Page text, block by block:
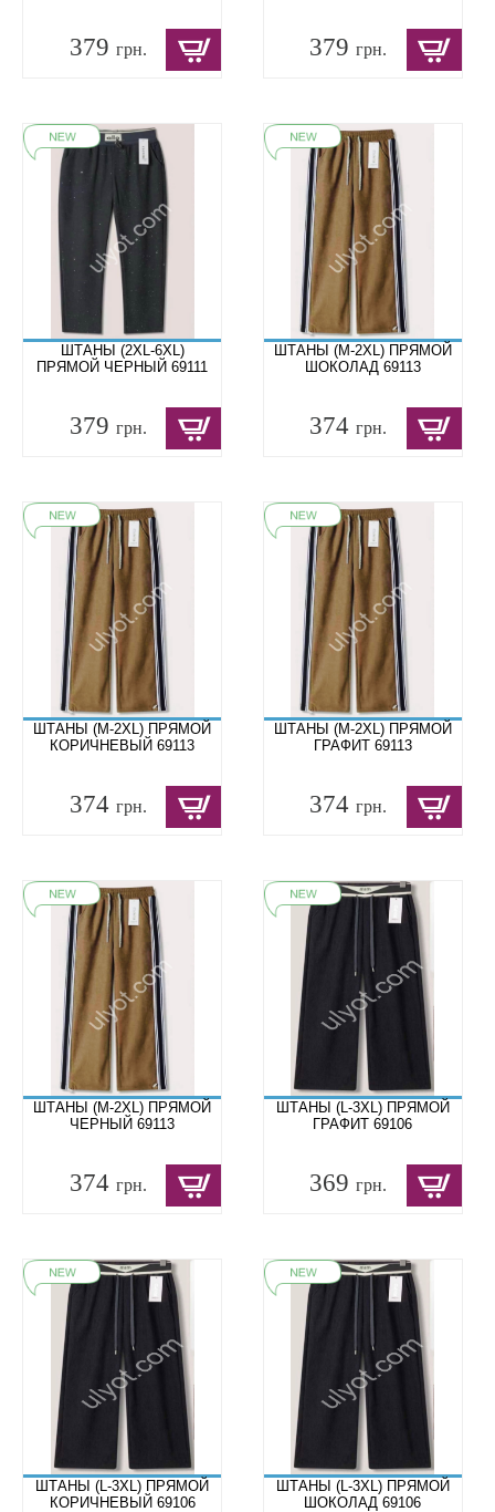
379 грн. 379грн.
ШТАНЫ (2XL-6XL)
ПРЯМОЙ ЧЕРНЫЙ 69111
379 грн.
ШТАНЫ (M-2XL) ПРЯМОЙ
ШОКОЛАД 69113
374грн.
ШТАНЫ (M-2XL) ПРЯМОЙ
КОРИЧНЕВЫЙ 69113
374 грн.
ШТАНЫ (M-2XL) ПРЯМОЙ
ГРАФИТ 69113
374грн.
ШТАНЫ (M-2XL) ПРЯМОЙ
ЧЕРНЫЙ 69113
374 грн.
ШТАНЫ (L-3XL) ПРЯМОЙ
ГРАФИТ 69106
369грн.
ШТАНЫ (L-3XL) ПРЯМОЙ
КОРИЧНЕВЫЙ 69106
ШТАНЫ (L-3XL) ПРЯМОЙ
ШОКОЛАД 69106